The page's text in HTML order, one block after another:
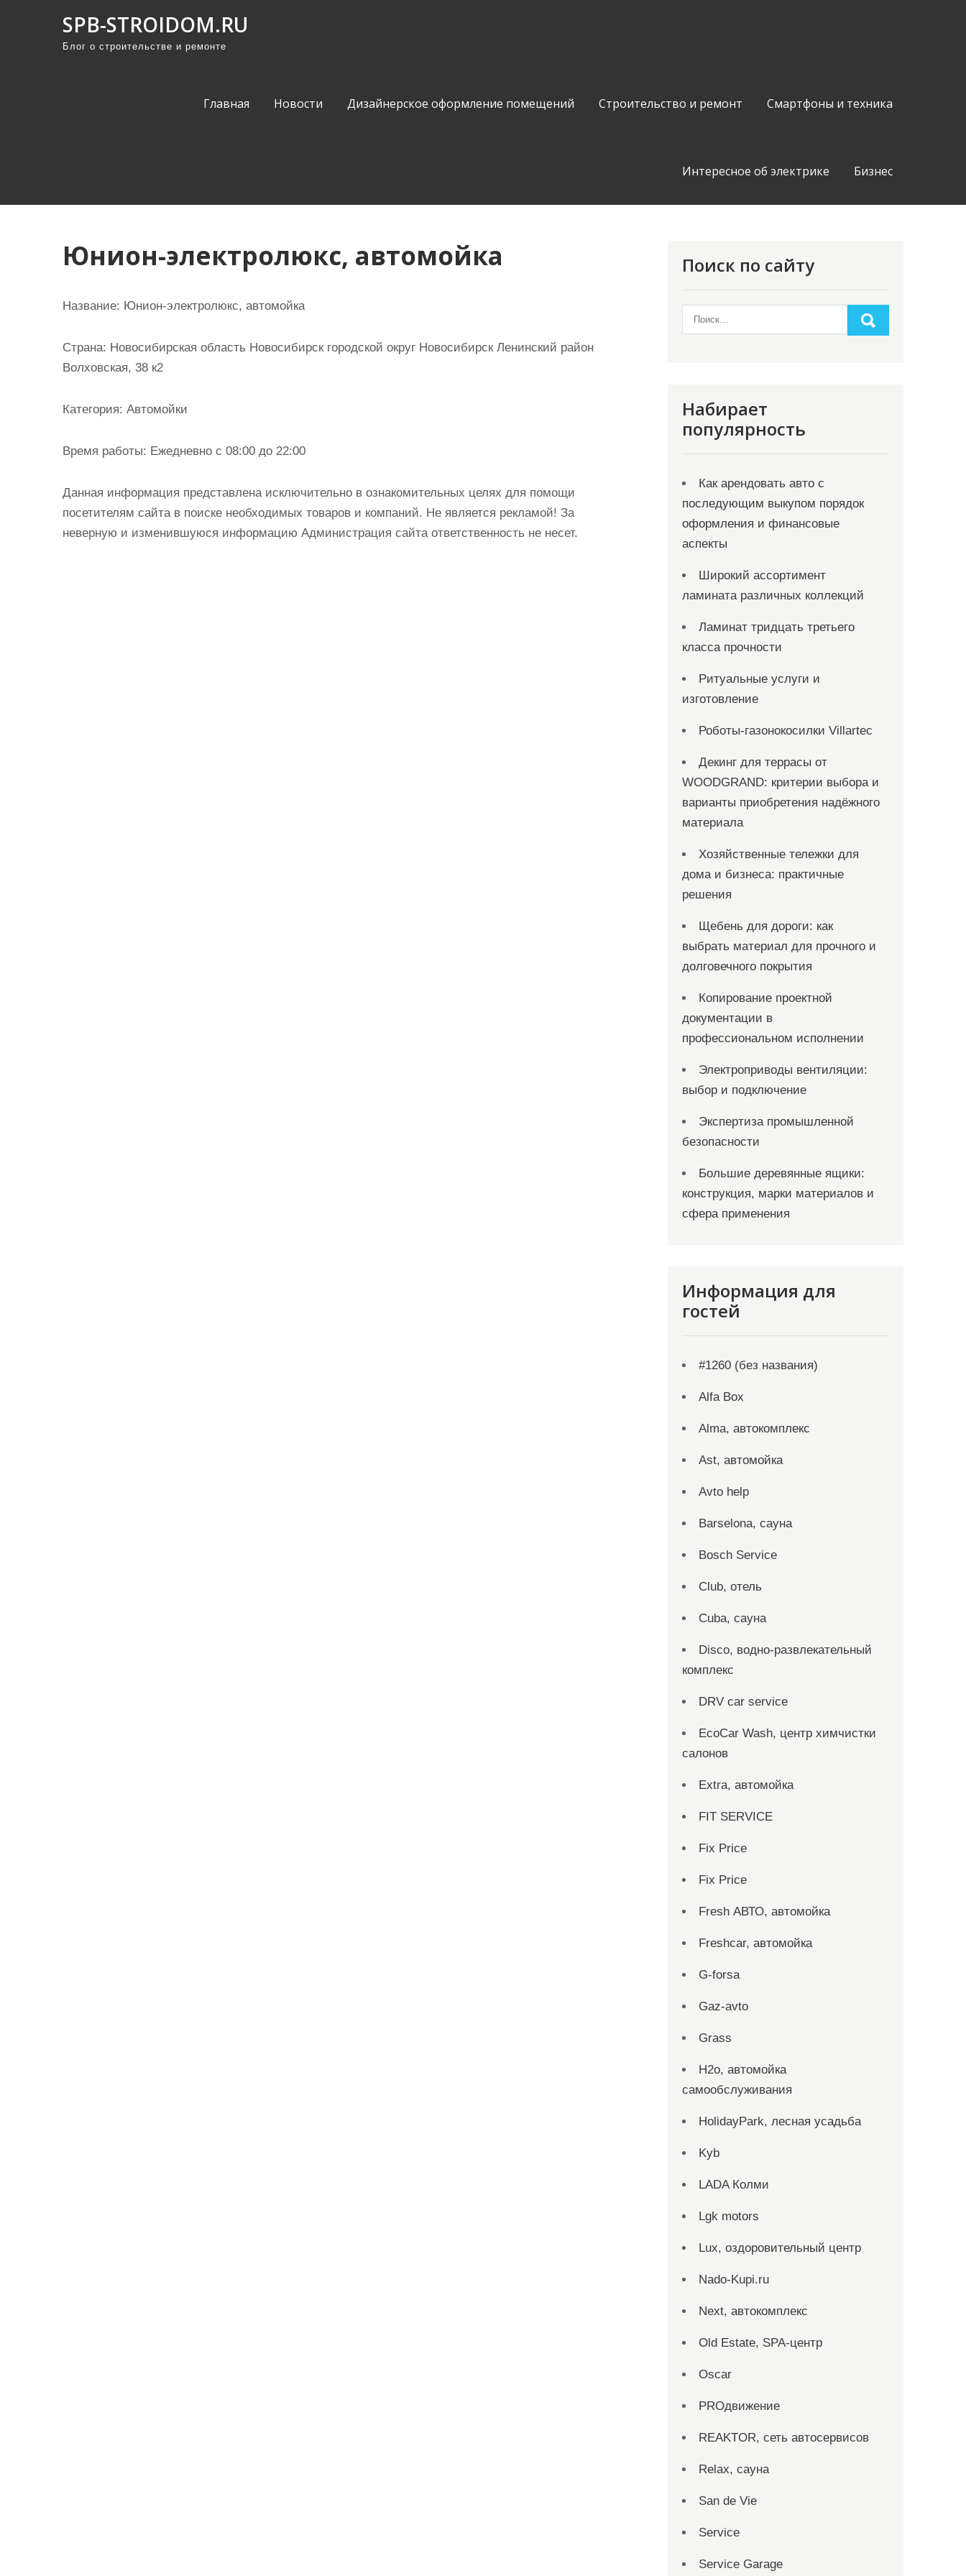
SPB-STROIDOM.RU
Блог о строительстве и ремонте
Главная Новости Дизайнерское оформление помещений Строительство и ремонт Смартфоны и техника
Интересное об электрике Бизнес
Юнион-электролюкс, автомойка
Название: Юнион-электролюкс, автомойка
Страна: Новосибирская область Новосибирск городской округ Новосибирск Ленинский район
Волховская, 38 к2
Категория: Автомойки
Время работы: Ежедневно с 08:00 до 22:00
Данная информация представлена исключительно в ознакомительных целях для помощи
посетителям сайта в поиске необходимых товаров и компаний. Не является рекламой! За
неверную и изменившуюся информацию Администрация сайта ответственность не несет.
Поиск по сайту
Набирает
популярность
Как арендовать авто с
последующим выкупом порядок
оформления и финансовые
аспекты
Широкий ассортимент
ламината различных коллекций
Ламинат тридцать третьего
класса прочности
Ритуальные услуги и
изготовление
Роботы-газонокосилки Villartec
Декинг для террасы от
WOODGRAND: критерии выбора и
варианты приобретения надёжного
материала
Хозяйственные тележки для
дома и бизнеса: практичные
решения
Щебень для дороги: как
выбрать материал для прочного и
долговечного покрытия
Копирование проектной
документации в
профессиональном исполнении
Электроприводы вентиляции:
выбор и подключение
Экспертиза промышленной
безопасности
Большие деревянные ящики:
конструкция, марки материалов и
сфера применения
Информация для
гостей
#1260 (без названия)
Alfa Box
Alma, автокомплекс
Ast, автомойка
Avto help
Barselona, сауна
Bosch Service
Club, отель
Cuba, сауна
Disco, водно-развлекательный
комплекс
DRV car service
EcoCar Wash, центр химчистки
салонов
Extra, автомойка
FIT SERVICE
Fix Price
Fix Price
Fresh АВТО, автомойка
Freshcar, автомойка
G-forsa
Gaz-avto
Grass
H2o, автомойка
самообслуживания
HolidayPark, лесная усадьба
Kyb
LADA Колми
Lgk motors
Lux, оздоровительный центр
Nado-Kupi.ru
Next, автокомплекс
Old Estate, SPA-центр
Oscar
PROдвижение
REAKTOR, сеть автосервисов
Relax, сауна
San dе Vie
Service
Service Garage